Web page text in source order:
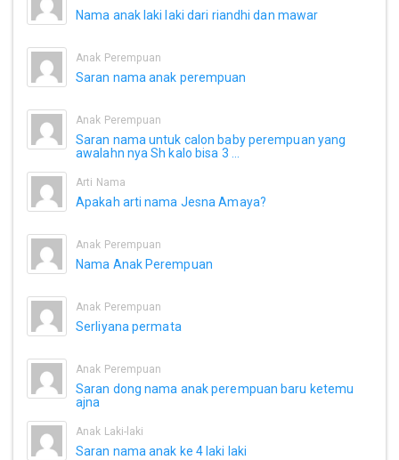
Nama anak laki laki dari riandhi dan mawar
Anak Perempuan
Saran nama anak perempuan
Anak Perempuan
Saran nama untuk calon baby perempuan yang
awalahn nya Sh kalo bisa 3 ...
Arti Nama
Apakah arti nama Jesna Amaya?
Anak Perempuan
Nama Anak Perempuan
Anak Perempuan
Serliyana permata
Anak Perempuan
Saran dong nama anak perempuan baru ketemu
ajna
Anak Laki-laki
Saran nama anak ke 4 laki laki